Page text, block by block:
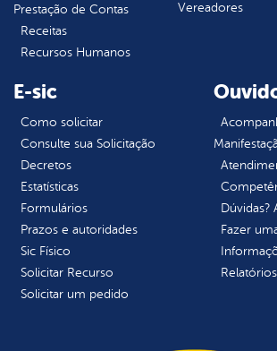
Prestação de Contas
Receitas
Recursos Humanos
Vereadores
E-sic
Como solicitar
Consulte sua Solicitação
Decretos
Estatísticas
Formulários
Prazos e autoridades
Sic Físico
Solicitar Recurso
Solicitar um pedido
Dúvidas?
Fazer